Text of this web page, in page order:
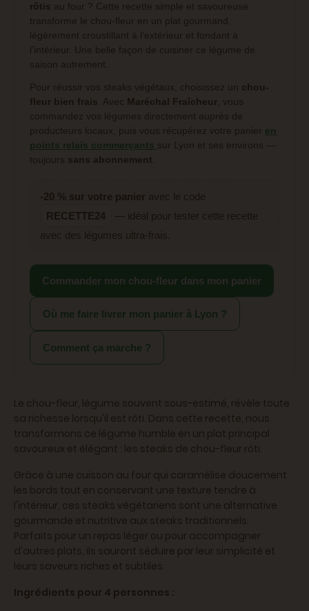
rôtis au four ? Cette recette simple et savoureuse
transforme le chou-fleur en un plat gourmand,
légèrement croustillant à l’extérieur et fondant à
l’intérieur. Une belle façon de cuisiner ce légume de
saison autrement.
Pour réussir vos steaks végétaux, choisissez un chou-
fleur bien frais . Avec Maréchal Fraîcheur , vous
commandez vos légumes directement auprès de
producteurs locaux, puis vous récupérez votre panier en
points relais commerçants sur Lyon et ses environs —
toujours sans abonnement
-20 % sur votre panier avec le code
RECETTE24
— idéal pour tester cette recette
avec des légumes ultra-frais.
Commander mon chou-fleur dans mon panier
Où me faire livrer mon panier à Lyon ?
Comment ça marche ?
Le chou-fleur, légume souvent sous-estimé, révèle toute
sa richesse lorsqu'il est rôti. Dans cette recette, nous
transformons ce légume humble en un plat principal
savoureux et élégant : les steaks de chou-fleur rôti.
Grâce à une cuisson au four qui caramélise doucement
les bords tout en conservant une texture tendre à
l'intérieur, ces steaks végétariens sont une alternative
gourmande et nutritive aux steaks traditionnels.
Parfaits pour un repas léger ou pour accompagner
d'autres plats, ils sauront séduire par leur simplicité et
leurs saveurs riches et subtiles.
Ingrédients pour 4 personnes :